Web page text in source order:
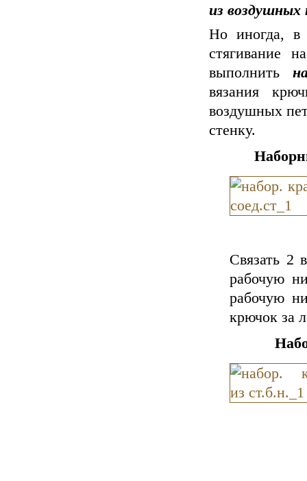
из воздушных
Но иногда, в
стягивание
выполнить
вязания
воздушных
стенку.
Связать 2
рабочую
рабочую
крючок за